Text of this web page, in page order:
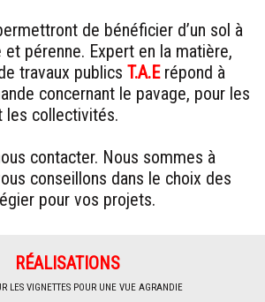
de bénéficier d’un sol à
pérenne. Expert en la matière,
travaux publics T.A.Erépond à
concernant le pavage, pour les
les collectivités.
contacter. Nous sommes à
conseillons dans le choix des
pour vos projets.
RÉALISATIONS
LES VIGNETTES POUR UNE VUE AGRANDIE